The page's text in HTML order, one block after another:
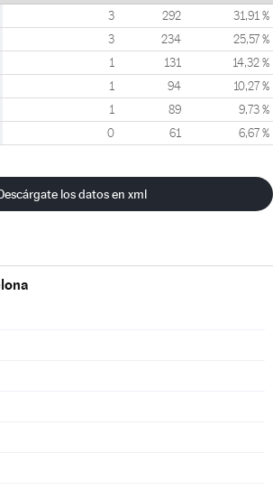
3 292 31,91 %
3 234 25,57 %
1 131 14,32 %
1 94 10,27 %
1 89 9,73 %
0 61 6,67 %
los datos en xml